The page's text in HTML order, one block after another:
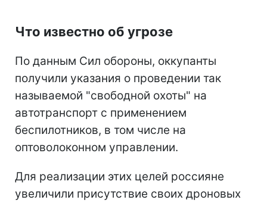
Что известно об угрозе
По данным Сил обороны, оккупанты
получили указания о проведении так
называемой "свободной охоты" на
автотранспорт с применением
беспилотников, в том числе на
оптоволоконном управлении.
Для реализации этих целей россияне
увеличили присутствие своих дроновых